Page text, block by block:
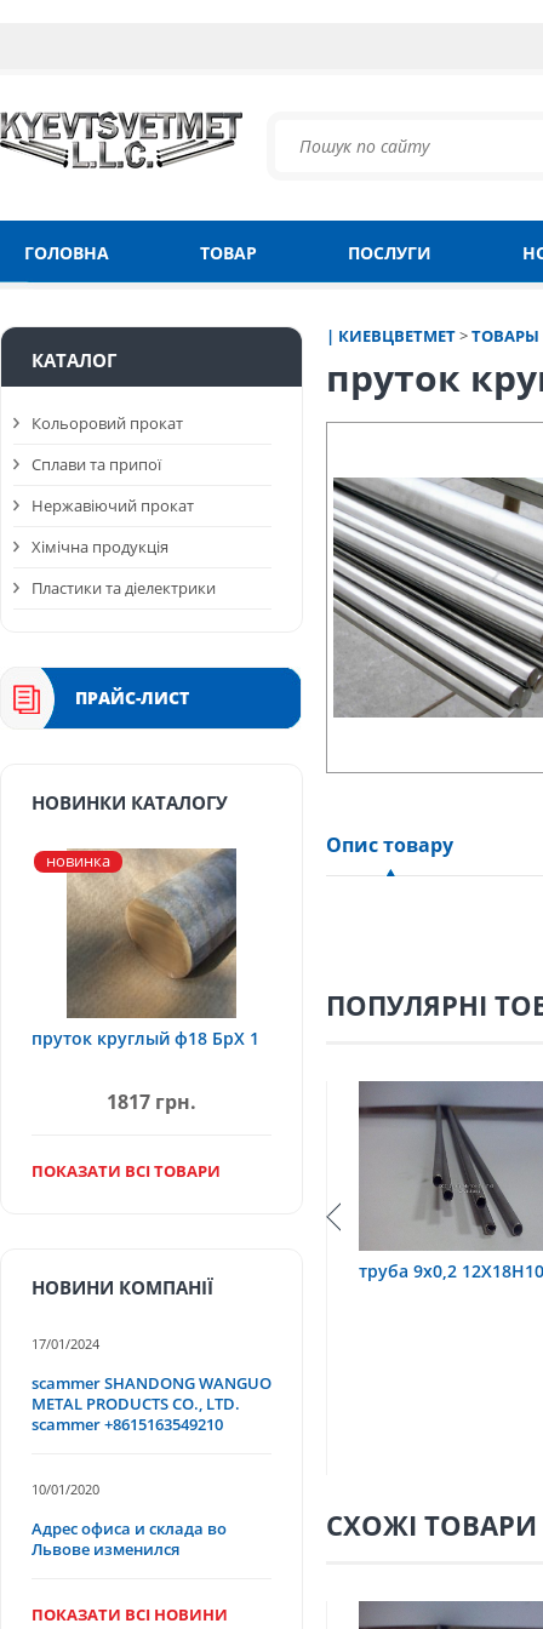
ГОЛОВНА ТОВАР ПОСЛУГИ
| КИЕВЦВЕТМЕТ>ТОВАРЫ
пруток
Опис товару
ПОПУЛЯРНІ
труба 75х1,5,
СХОЖІ ТОВАРИ
КАТАЛОГ
Кольоровий прокат
Сплави та припої
Нержавіючий прокат
Хімічна продукція
Пластики та діелектрики
ПРАЙС-ЛИСТ
НОВИНКИ КАТАЛОГУ
новинка
пруток круглый ф18 БрХ 1
1817 грн.
ПОКАЗАТИ ВСІ ТОВАРИ
НОВИНИ КОМПАНІЇ
17/01/2024
scammer SHANDONG WANGUO
METAL PRODUCTS CO., LTD.
scammer +8615163549210
10/01/2020
Адрес офиса и склада во
Львове изменился
ПОКАЗАТИ ВСІ НОВИНИ